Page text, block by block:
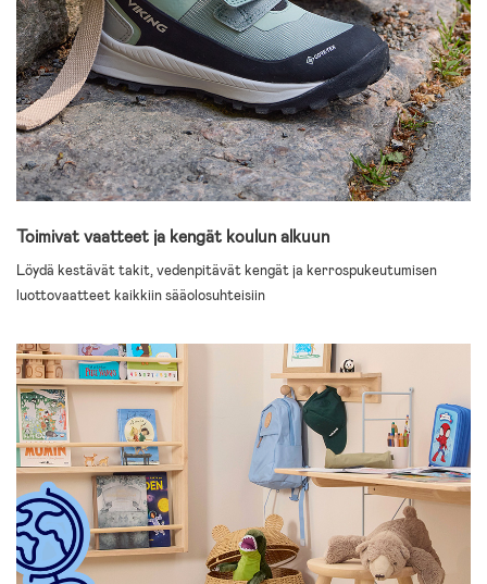
Toimivat vaatteet ja kengät koulun alkuun
Löydä kestävät takit, vedenpitävät kengät ja kerrospukeutumisen
luottovaatteet kaikkiin sääolosuhteisiin